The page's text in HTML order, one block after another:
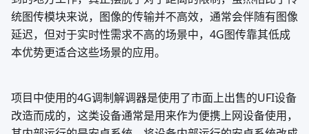
电源的开关在船体尾部。下水是船体上方的盖子一定要盖好
后在下水，下水后开盖时也需要小心不要让水溅到主控板
上，或者电路线上。建议是准备好纸张擦一下船壳上方的
水。
图传模块安装